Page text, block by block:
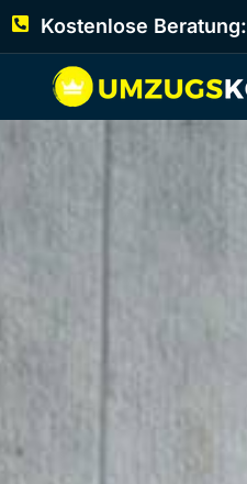
Kostenlose Beratung: